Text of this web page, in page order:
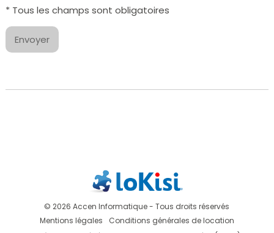
* Tous les champs sont obligatoires
Envoyer
© 2026 Accen Informatique - Tous droits réservés
Mentions légales
Conditions générales de location